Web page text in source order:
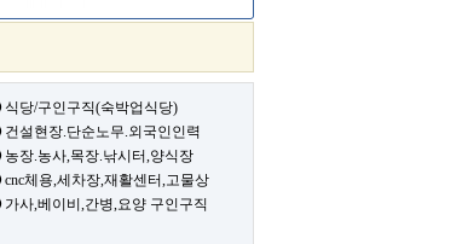
식당/구인구직(숙박업식당)
건설현장.단순노무.외국인인력
농장.농사,목장.낚시터,양식장
cnc체용,세차장,재활센터,고물상
가사,베이비,간병,요양 구인구직